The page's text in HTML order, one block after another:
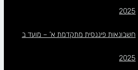
2025
חשבונאות פיננסית מתקדמת א’ – מועד ב
2025